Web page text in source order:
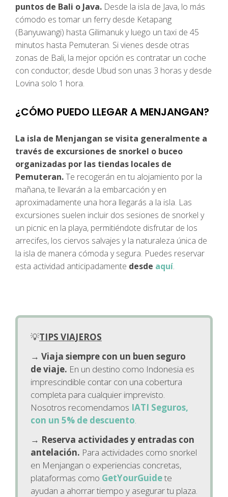
puntos de Bali o Java. Desde la isla de Java, lo más
cómodo es tomar un ferry desde Ketapang
(Banyuwangi) hasta Gilimanuk y luego un taxi de 45
minutos hasta Pemuteran. Si vienes desde otras
zonas de Bali, la mejor opción es contratar un coche
con conductor; desde Ubud son unas 3 horas y desde
Lovina solo 1 hora.
¿CÓMO PUEDO LLEGAR A MENJANGAN?
La isla de Menjangan se visita generalmente a
través de excursiones de snorkel o buceo
organizadas por las tiendas locales de
Pemuteran.Te recogerán en tu alojamiento por la
mañana, te llevarán a la embarcación y en
aproximadamente una hora llegarás a la isla. Las
excursiones suelen incluir dos sesiones de snorkel y
un picnic en la playa, permitiéndote disfrutar de los
arrecifes, los ciervos salvajes y la naturaleza única de
la isla de manera cómoda y segura. Puedes reservar
esta actividad anticipadamente desde aquí.
💡TIPS VIAJEROS
→ Viaja siempre con un buen seguro
de viaje. En un destino como Indonesia es
imprescindible contar con una cobertura
completa para cualquier imprevisto.
Nosotros recomendamos IATI Seguros,
con un 5% de descuento.
→ Reserva actividades y entradas con
antelación. Para actividades como snorkel
en Menjangan o experiencias concretas,
plataformas como GetYourGuidete
ayudan a ahorrar tiempo y asegurar tu plaza.